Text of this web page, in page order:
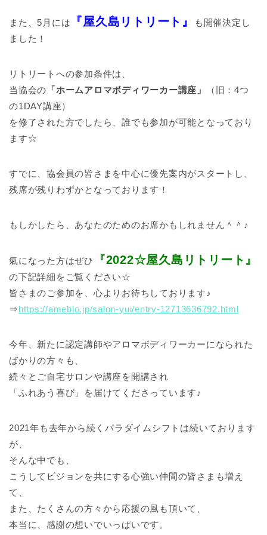
また、5月には 『屋久島リトリート』
も開催決定し
ました！
リトリートへの参加条件は、
当協会の 「ホームアロマボディワーカー講座」
（旧：4つ
の1DAY講座）
を修了された方でしたら、誰でも参加が可能となっており
ます☆
すでに、協会員の皆さまを中心に優先案内がスタートし、
残席が残りわずかとなっております！
もしかしたら、あなたのためのお席かもしれません＾＾♪
氣になった方はぜひ 『2022☆屋久島リトリート』
の下記詳細をご覧ください☆
皆さまのご参加を、心よりお待ちしております♪
⇒https://ameblo.jp/salon-yui/entry-12713636792.html
今年、新たに認定講師やアロマボディワーカーになられた
ばかりの方々も、
続々とご自宅サロンや講座を開講され
「ふれあう喜び」を届けてくださっています♪
2021年も去年から続くパラダイムシフトは続いております
が、
そんな中でも、
こうしてビジョンを共にする心強い仲間の皆さまも増え
て、
また、たくさんの方々から応援の風も頂いて、
本当に、感謝の想いでいっぱいです。